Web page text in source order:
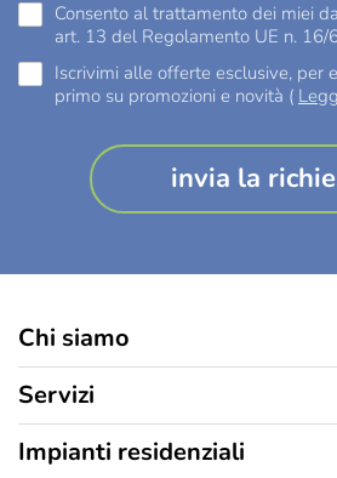
Consento al trattamento dei miei
art. 13 del Regolamento UE n. 16/
Iscrivimi alle offerte esclusive, per
primo su promozioni e novità (
Chi siamo
Chi siamo
I vantaggi del fotovoltaico
Perché scegliere T-Green?
Servizi
Fotovoltaico con accumulo: come
Pannelli fotovoltaici in Lombardia:
Impianti residenziali